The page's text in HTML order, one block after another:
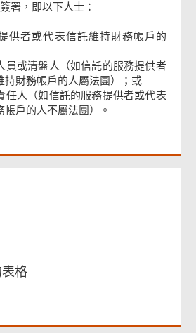
署，即以下人士：
供者或代表信託維持財務帳戶的
員或清盤人（如信託的服務提供者
持財務帳戶的人屬法團）；或
任人（如信託的服務提供者或代表
帳戶的人不屬法團）。
格